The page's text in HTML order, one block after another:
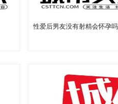
性爱后男友没有射精会怀孕吗